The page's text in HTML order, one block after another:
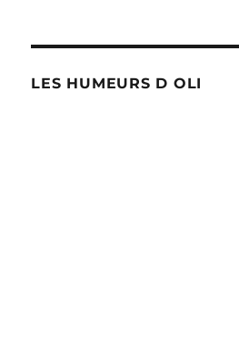
LES HUMEURS D OLI